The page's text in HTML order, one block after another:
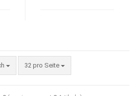
32 pro Seite